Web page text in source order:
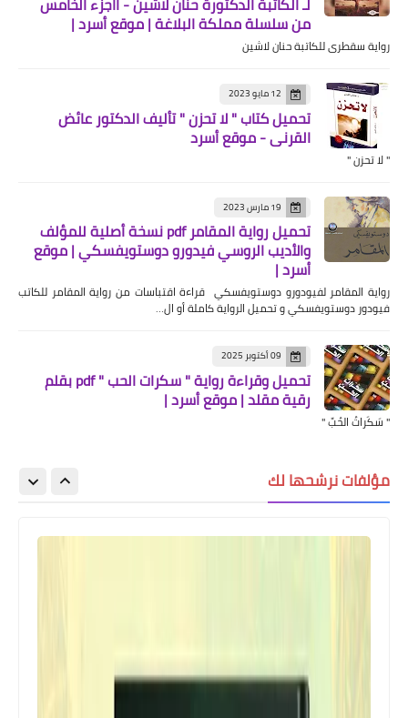
من سلسلة مملكة البلاغة | موقع أسرد |
رواية سقطرى للكاتبة حنان لاشين
12 مايو 2023
تحميل كتاب " لا تحزن " تأليف الدكتور عائض
القرني - موقع أسرد
" لا تحزن "
19 مارس 2023
تحميل رواية المقامر pdf نسخة أصلية للمؤلف
والأديب الروسي فيدورو دوستويفسكي | موقع
أسرد |
رواية المقامر لفيودورو دوستويفسكي قراءة اقتباسات من رواية المقامر للكاتب
فيودور دوستويفسكي و تحميل الرواية كاملة أو ال…
09 أكتوبر 2025
تحميل وقراءة رواية " سكرات الحب " pdf بقلم
رقية مقلد | موقع أسرد |
" سَكَراتُ الحُبِّ "
مؤلفات نرشحها لك